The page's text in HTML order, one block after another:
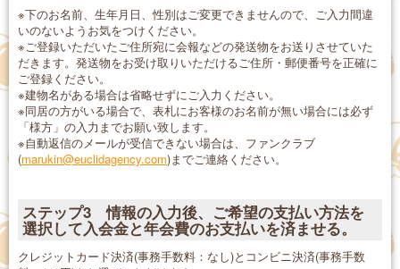
※下のお名前、生年月日、性別はご変更できませんので、ご入力間違
いのないようお気をつけください。
※ご登録いただいたご住所宛に会報などの発送物をお送りさせていた
だきます。発送物をお受け取りいただけるご住所・郵便番号を正確に
ご登録ください。
※建物名がある場合は省略せずにご入力ください。
※同居の方がいる場合で、表札にお客様のお名前が無い場合には必ず
「様方」の入力までお願い致します。
※自動返信のメールが受信できない場合は、ファンクラブ
(marukin@euclidagency.com)までご連絡ください。
ステップ3 情報の入力後、ご希望の支払い方法を
選択して入会金と年会費のお支払いを済ませる。
クレジットカード決済(事務手数料：なし)とコンビニ決済(事務手数